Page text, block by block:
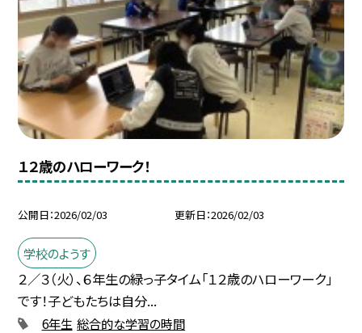
１２歳のハローワーク！
公開日 2026/02/03 更新日 2026/02/03
学校のようす
２／３（火）、６年生の緑っ子タイム「１２歳のハローワーク」
です！子どもたちは自分...
6年生 総合的な学習の時間